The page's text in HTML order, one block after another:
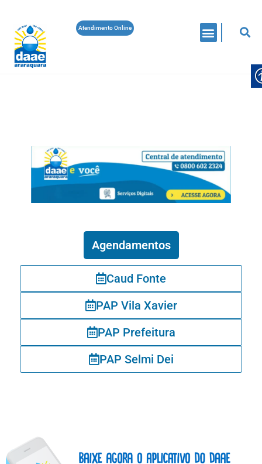
Atendimento Online
COMUNICADOS EDITAIS CONSELHO MUNICIPAL DE SANEAMENTO BÁSICO ELEIÇÃO
ELEIÇÃO DOS REPRESENTANTES NO
CONSELHO MUNICIPAL DE
Agendamentos
Caud Fonte
PAP Vila Xavier
PAP Prefeitura
PAP Selmi Dei